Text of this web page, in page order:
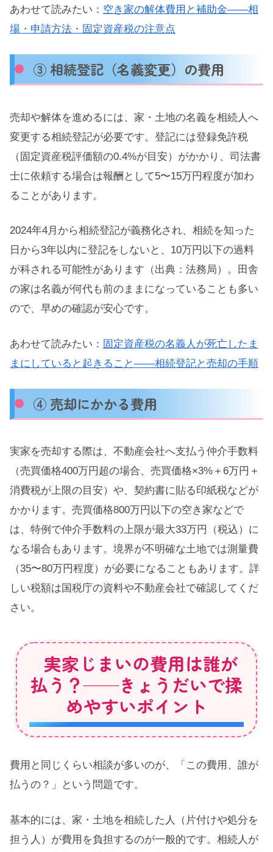
あわせて読みたい： 空き家の解体費用と補助金——相
場・申請方法・固定資産税の注意点
③ 相続登記（名義変更）の費用
売却や解体を進めるには、家・土地の名義を相続人へ
変更する相続登記が必要です。登記には登録免許税
（固定資産税評価額の0.4%が目安）がかかり、司法書
士に依頼する場合は報酬として5〜15万円程度が加わ
ることがあります。
2024年4月から相続登記が義務化され、相続を知った
日から3年以内に登記をしないと、10万円以下の過料
が科される可能性があります（出典：法務局）。田舎
の家は名義が何代も前のままになっていることも多い
ので、早めの確認が安心です。
あわせて読みたい： 固定資産税の名義人が死亡したま
まにしていると起きること——相続登記と売却の手順
④ 売却にかかる費用
実家を売却する際は、不動産会社へ支払う仲介手数料
（売買価格400万円超の場合、売買価格×3%＋6万円＋
消費税が上限の目安）や、契約書に貼る印紙税などが
かかります。売買価格800万円以下の空き家などで
は、特例で仲介手数料の上限が最大33万円（税込）に
なる場合もあります。境界が不明確な土地では測量費
（35〜80万円程度）が必要になることもあります。詳
しい税額は国税庁の資料や不動産会社で確認してくだ
さい。
実家じまいの費用は誰が
払う？——きょうだいで揉
めやすいポイント
費用と同じくらい相談が多いのが、「この費用、誰が
払うの？」という問題です。
基本的には、家・土地を相続した人（片付けや処分を
担う人）が費用を負担するのが一般的です。相続人が